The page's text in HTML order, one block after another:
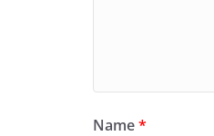
Name*